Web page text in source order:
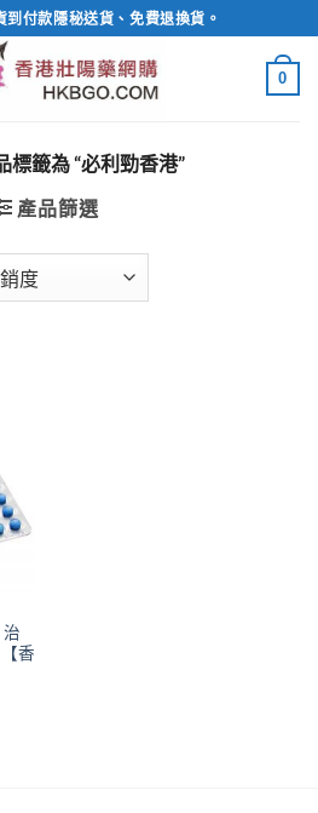
付款隱秘送貨、免費退換貨。
0
標籤為 “必利勁香港”
產品篩選
香